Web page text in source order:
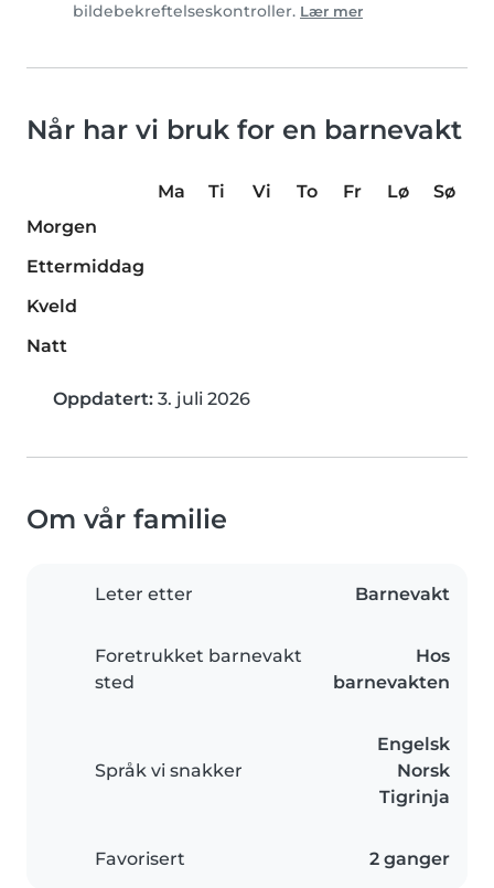
bildebekreftelseskontroller. Lær mer
Når har vi bruk for en barnevakt
Ma Ti Vi To Fr Lø
Sø
Morgen
Ettermiddag
Kveld
Natt
Oppdatert: 3. juli 2026
Om vår familie
Leter etter Barnevakt
Foretrukket barnevakt
sted
Hos
barnevakten
Språk vi snakker
Engelsk
Norsk
Tigrinja
Favorisert 2 ganger